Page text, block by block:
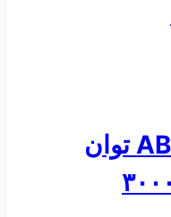
الکتروموتور ABB توان